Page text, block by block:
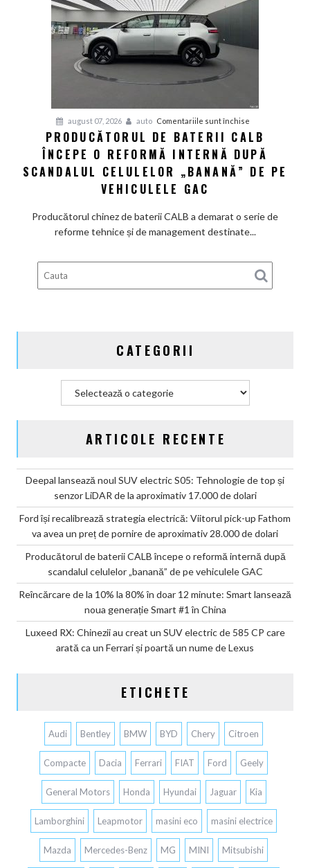
dolari
august 07, 2026 auto Comentariile sunt închise
Producătorul
de
baterii
scandalul
celulelor
PRODUCĂTORUL DE BATERII CALB
ÎNCEPE O REFORMĂ INTERNĂ DUPĂ
SCANDALUL CELULELOR „BANANĂ” DE PE
VEHICULELE GAC
Producătorul chinez de baterii CALB a demarat o serie de
reforme tehnice și de management destinate...
CATEGORII
ARTICOLE RECENTE
Deepal lansează noul SUV electric S05: Tehnologie de top și
senzor LiDAR de la aproximativ 17.000 de dolari
Ford își recalibrează strategia electrică: Viitorul pick-up Fathom
va avea un preț de pornire de aproximativ 28.000 de dolari
Producătorul de baterii CALB începe o reformă internă după
scandalul celulelor „banană” de pe vehiculele GAC
Reîncărcare de la 10% la 80% în doar 12 minute: Smart lansează
noua generație Smart #1 în China
Luxeed RX: Chinezii au creat un SUV electric de 585 CP care
arată ca un Ferrari și poartă un nume de Lexus
ETICHETE
Audi Bentley BMW BYD Chery Citroen
Compacte Dacia Ferrari FIAT Ford Geely
General Motors Honda Hyundai Jaguar Kia
Lamborghini Leapmotor masini eco masini electrice
Mazda Mercedes-Benz MG MINI Mitsubishi